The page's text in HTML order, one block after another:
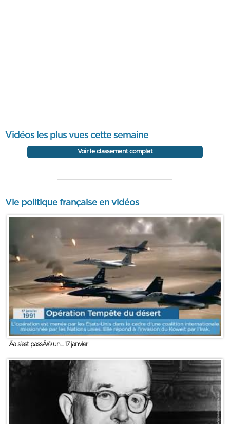
Vidéos les plus vues cette semaine
Voir le classement complet
Vie politique française en vidéos
Ãa s'est passÃ© un... 17 janvier